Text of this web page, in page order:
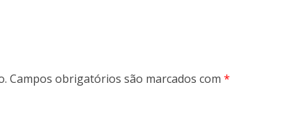
Campos obrigatórios são marcados com *